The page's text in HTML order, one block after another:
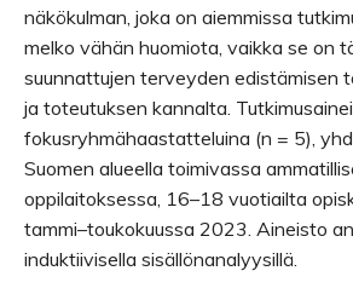
näkökulman, joka on aiemmissa
melko vähän huomiota, vaikka se on
suunnattujen terveyden edistämisen
ja toteutuksen kannalta.
fokusryhmähaastatteluina (n = 5),
Suomen alueella toimivassa
oppilaitoksessa, 16–18 vuotiailta
tammi–toukokuussa 2023. Aineisto
induktiivisella sisällönanalyysillä.